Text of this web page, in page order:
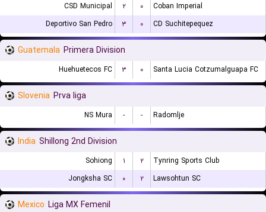
CSD Municipal ۲ ۰
Coban Imperial
Deportivo San Pedro
۳ ۰ CD Suchitepequez
Guatemala Primera Division
Huehuetecos FC ۳ ۰ Santa Lucia Cotzumalguapa FC
Slovenia Prva liga
NS Mura - - Radomlje
India Shillong 2nd Division
Sohiong ۱ ۲
Tynring Sports Club
Jongksha SC
۰ ۲ Lawsohtun SC
Mexico Liga MX Femenil